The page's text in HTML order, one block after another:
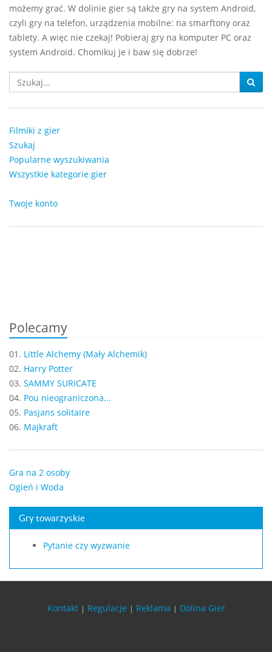
możemy grać. W dolinie gier są także gry na system Android,
czyli gry na telefon, urządzenia mobilne: na smarftony oraz
tablety. A więc nie czekaj! Pobieraj gry na komputer PC oraz
system Android. Chomikuj je i baw się dobrze!
Filmiki z gier
Szukaj
Popularne wyszukiwania
Wszystkie kategorie gier
Twoje konto
Polecamy
01. Little Alchemy (Mały Alchemik)
02. Harry Potter
03. SAMMY SURICATE
04. Pou nieograniczona...
05. Pasjans solitaire
06. Majkraft
Gra na 2 osoby
Ogień i Woda
Gry towarzyskie
Pytanie czy wyzwanie
Kontakt | Regulacje | Reklama | Dolina Gier